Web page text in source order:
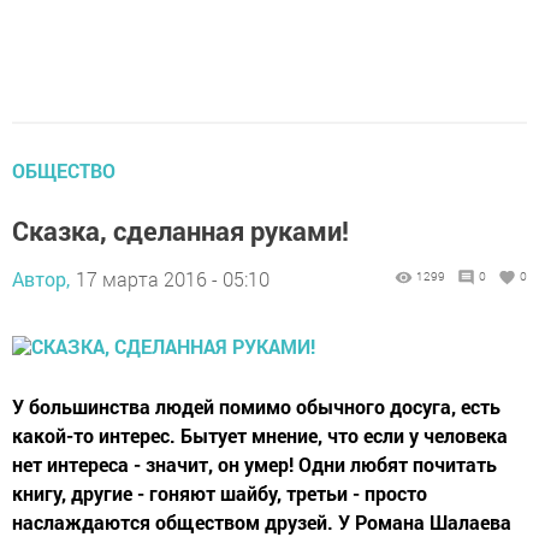
ОБЩЕСТВО
Сказка, сделанная руками!
Автор, 17 марта 2016 - 05:10 1299 0 0
У большинства людей помимо обычного досуга, есть
какой-то интерес. Бытует мнение, что если у человека
нет интереса - значит, он умер! Одни любят почитать
книгу, другие - гоняют шайбу, третьи - просто
наслаждаются обществом друзей. У Романа Шалаева